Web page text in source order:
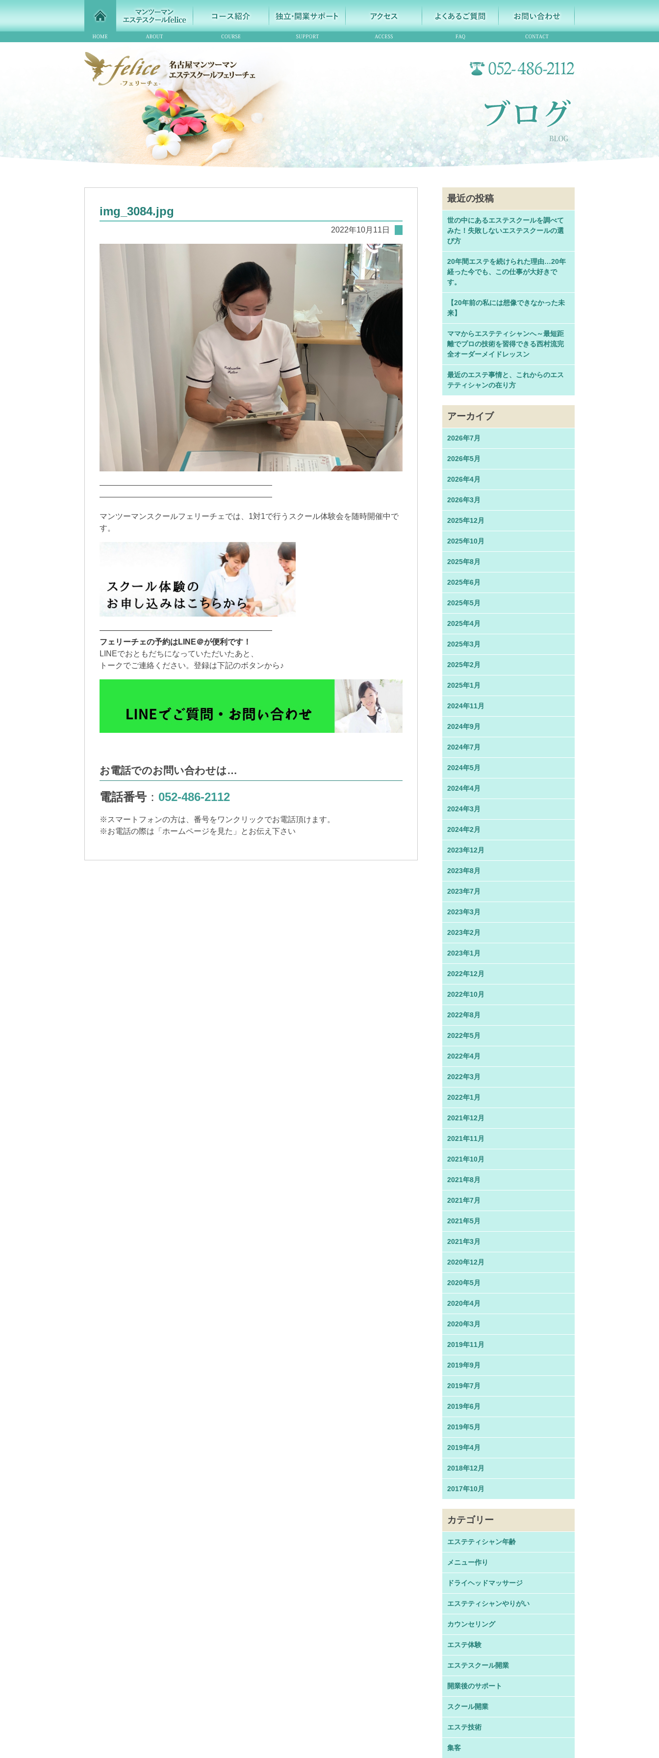
img_3084.jpg
2022年10月11日
——————————————————————
——————————————————————
マンツーマンスクールフェリーチェでは、1対1で行うスクール体験会を随時開催中で
す。
——————————————————————
フェリーチェの予約はLINE＠が便利です！
LINEでおともだちになっていただいたあと、
トークでご連絡ください。登録は下記のボタンから♪
お電話でのお問い合わせは…
電話番号 ： 052-486-2112
※ スマートフォンの方は、番号をワンクリックでお電話頂けます。
※お電話の際は「ホームページを見た」とお伝え下さい
最近の投稿
世の中にあるエステスクールを調べて
みた！失敗しないエステスクールの選
び方
20年間エステを続けられた理由…20年
経った今でも、この仕事が大好きで
す。
【20年前の私には想像できなかった未
来】
ママからエステティシャンへ～最短距
離でプロの技術を習得できる西村流完
全オーダーメイドレッスン
最近のエステ事情と、これからのエス
テティシャンの在り方
アーカイブ
2026年7月
2026年5月
2026年4月
2026年3月
2025年12月
2025年10月
2025年8月
2025年6月
2025年5月
2025年4月
2025年3月
2025年2月
2025年1月
2024年11月
2024年9月
2024年7月
2024年5月
2024年4月
2024年3月
2024年2月
2023年12月
2023年8月
2023年7月
2023年3月
2023年2月
2023年1月
2022年12月
2022年10月
2022年8月
2022年5月
2022年4月
2022年3月
2022年1月
2021年12月
2021年11月
2021年10月
2021年8月
2021年7月
2021年5月
2021年3月
2020年12月
2020年5月
2020年4月
2020年3月
2019年11月
2019年9月
2019年7月
2019年6月
2019年5月
2019年4月
2018年12月
2017年10月
カテゴリー
エステティシャン年齢
メニュー作り
ドライヘッドマッサージ
エステティシャンやりがい
カウンセリング
エステ体験
エステスクール開業
開業後のサポート
スクール開業
エステ技術
集客